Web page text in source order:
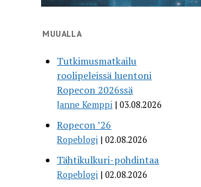
MUUALLA
Tutkimusmatkailu
roolipeleissä luentoni
Ropecon 2026ssä
Janne Kemppi 03.08.2026
Ropecon ’26
Ropeblogi 02.08.2026
Tähtikulkuri-pohdintaa
Ropeblogi 02.08.2026